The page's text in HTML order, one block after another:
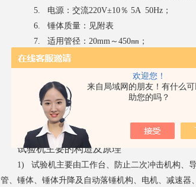
欢迎您！
来自局域网的朋友！有什么
助您的吗？
5.
电源：交流220V±10％ 5A 50Hz；
6.
锤体质量：见附表
7.
适用管径： 20mm～ 450㎜；
8.
锤头：
㎜；
10. 高度定位误差：±2㎜；
11. 外形尺寸：主机（长×宽×高）
760㎜×700
12. 整机重量：约
试验机主要的构造及原理
1)
试验机主要由工作台、防止二次冲击机构、
管、锤体、锤体升降及自动落锤机构、电机、减速器